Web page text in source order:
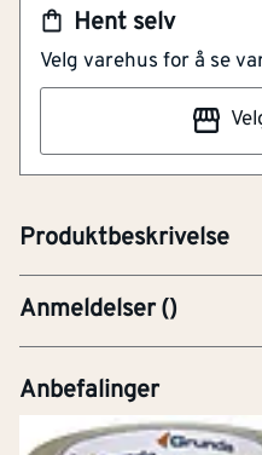
Hent selv
Velg varehus for å se
Produktbeskrivelse
NOBB 51751257
101216192
Anmeldelser()
Anbefalinger